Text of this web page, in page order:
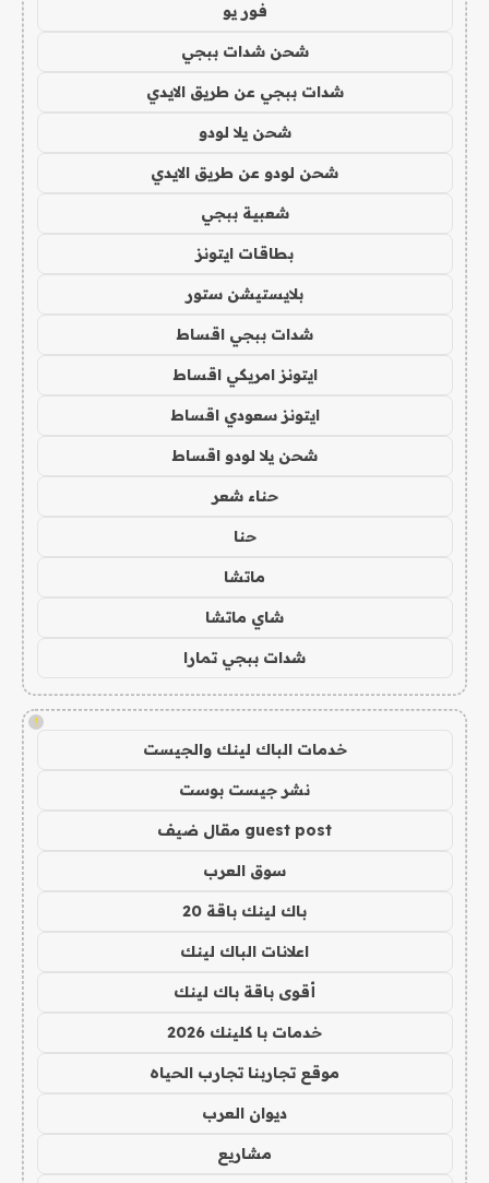
فور يو
شحن شدات ببجي
شدات ببجي عن طريق الايدي
شحن يلا لودو
شحن لودو عن طريق الايدي
شعبية ببجي
بطاقات ايتونز
بلايستيشن ستور
شدات ببجي اقساط
ايتونز امريكي اقساط
ايتونز سعودي اقساط
شحن يلا لودو اقساط
حناء شعر
حنا
ماتشا
شاي ماتشا
شدات ببجي تمارا
!
خدمات الباك لينك والجيست
نشر جيست بوست
guest post مقال ضيف
سوق العرب
باك لينك باقة 20
اعلانات الباك لينك
أقوى باقة باك لينك
خدمات با كلينك 2026
موقع تجاربنا تجارب الحياه
ديوان العرب
مشاريع